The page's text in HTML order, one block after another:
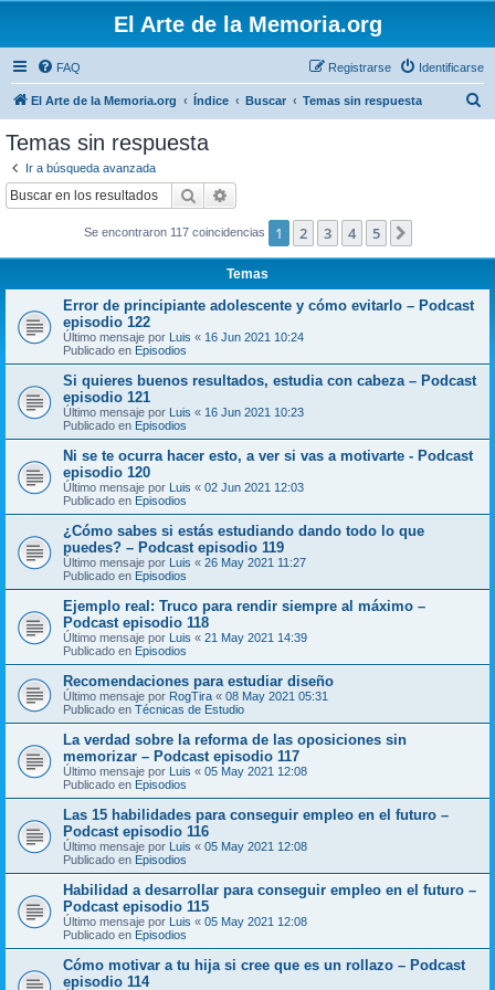
El Arte de la Memoria.org
FAQ Identificarse
Registrarse
El Arte de la Memoria.org Índice Buscar Temas sin respuesta
Temas sin respuesta
Ir a búsqueda avanzada
Buscar
Se encontraron 117 coincidencias 1 2 3 4 5
Temas
Error de principiante adolescente y cómo evitarlo – Podcast
episodio 122
Último mensaje por Luis « 16 Jun 2021 10:24
Publicado en Episodios
Si quieres buenos resultados, estudia con cabeza – Podcast
episodio 121
Último mensaje por Luis « 16 Jun 2021 10:23
Publicado en Episodios
Ni se te ocurra hacer esto, a ver si vas a motivarte - Podcast
episodio 120
Último mensaje por Luis « 02 Jun 2021 12:03
Publicado en Episodios
¿Cómo sabes si estás estudiando dando todo lo que
puedes? – Podcast episodio 119
Último mensaje por Luis « 26 May 2021 11:27
Publicado en Episodios
Ejemplo real: Truco para rendir siempre al máximo –
Podcast episodio 118
Último mensaje por Luis « 21 May 2021 14:39
Publicado en Episodios
Recomendaciones para estudiar diseño
Último mensaje por RogTira « 08 May 2021 05:31
Publicado en Técnicas de Estudio
La verdad sobre la reforma de las oposiciones sin
memorizar – Podcast episodio 117
Último mensaje por Luis « 05 May 2021 12:08
Publicado en Episodios
Las 15 habilidades para conseguir empleo en el futuro –
Podcast episodio 116
Último mensaje por Luis « 05 May 2021 12:08
Publicado en Episodios
Habilidad a desarrollar para conseguir empleo en el futuro –
Podcast episodio 115
Último mensaje por Luis « 05 May 2021 12:08
Publicado en Episodios
Cómo motivar a tu hija si cree que es un rollazo – Podcast
episodio 114